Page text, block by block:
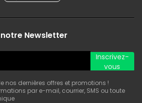
Newsletter
Inscrivez-
vous
nos dernières offres et promotions !
par e-mail, courrier, SMS ou toute